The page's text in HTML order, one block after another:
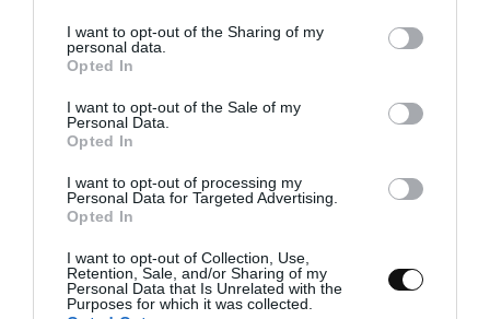
not limited to your visit or usage behaviour. You may click to
grant or deny consent to Google and its third-party tags to
use your data for below specified purposes in below Google
consent section.
I want to opt-out of the Sharing of my
personal data.
Opted In
I want to opt-out of the Sale of my
Personal Data.
Opted In
I want to opt-out of processing my
Personal Data for Targeted Advertising.
Opted In
I want to opt-out of Collection, Use,
Retention, Sale, and/or Sharing of my
Personal Data that Is Unrelated with the
Purposes for which it was collected.
superficies. De este modo evitaremos utilizar harina en exceso,
manteniendo su textura original.
Sacamos la masa del frío
antes de estirarla,
dependerá de la temperatura de nuestra casa.
Colocamos entre las láminas de teflón y con ayuda de un
rodillo ajustable con una medida de 3 mm estiramos
nuestra masa.
Una vez que esté estirada, volvemos a refrigerar (colocada